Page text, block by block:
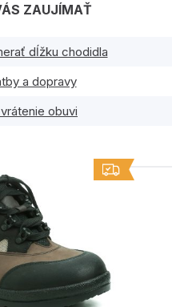
ZAUJÍMAŤ
dĺžku chodidla
a dopravy
obuvi